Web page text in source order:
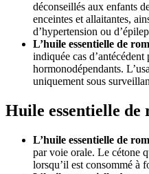
déconseillés aux enfants
enceintes et allaitantes,
d’hypertension ou
L’huile essentielle de
indiquée cas
hormonodépendants.
uniquement sous
Huile essentielle
L’huile essentielle de
par voie orale. Le cétone
lorsqu’il est consommé à